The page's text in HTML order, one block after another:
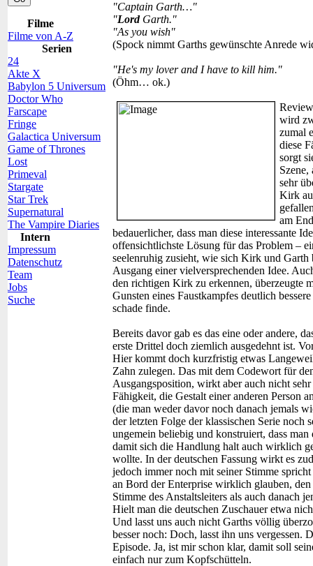
Filme
Filme von A-Z
Serien
24
Akte X
Babylon 5 Universum
Doctor Who
Farscape
Fringe
Galactica Universum
Game of Thrones
Lost
Primeval
Stargate
Star Trek
Supernatural
The Vampire Diaries
Intern
Impressum
Datenschutz
Team
Jobs
Suche
"Captain Garth…"
"LordGarth."
"As you wish"
(Spock nimmt Garths gewünschte Anrede
"He's my lover and I have to kill him."
(Öhm… ok.)
wird
zumal
diese
sorgt
Szene,
sehr
Kirk
am
bedauerlicher, dass man diese interessante
offensichtlichste Lösung für das Problem –
seelenruhig zusieht, wie sich Kirk und
Ausgang einer vielversprechenden Idee.
den richtigen Kirk zu erkennen, überzeugte
Gunsten eines Faustkampfes deutlich
schade finde.
Bereits davor gab es das eine oder andere,
erste Drittel doch ziemlich ausgedehnt ist.
Hier kommt doch kurzfristig etwas
Zahn zulegen. Das mit dem Codewort für
Ausgangsposition, wirkt aber auch nicht
Fähigkeit, die Gestalt einer anderen Person
(die man weder davor noch danach jemals
der letzten Folge der klassischen Serie noch
ungemein beliebig und konstruiert, dass
damit sich die Handlung halt auch wirklich
wollte. In der deutschen Fassung wirkt es
jedoch immer noch mit seiner Stimme
an Bord der Enterprise wirklich glauben,
Stimme des Anstaltsleiters als auch danach
Hielt man die deutschen Zuschauer etwa
Und lasst uns auch nicht Garths völlig
besser noch: Doch, lasst ihn uns vergessen.
Episode. Ja, ist mir schon klar, damit soll
einfach nur zum Kopfschütteln.